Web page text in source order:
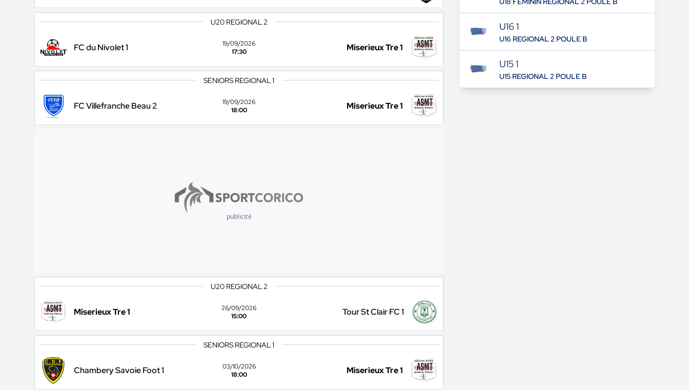
U20 REGIONAL 2
FC du Nivolet 1
19/09/2026
17:30
Miserieux Tre 1
SENIORS REGIONAL 1
FC Villefranche Beau 2
19/09/2026
18:00
Miserieux Tre 1
publicité
U20 REGIONAL 2
Miserieux Tre 1
26/09/2026
15:00
Tour St Clair FC 1
SENIORS REGIONAL 1
Chambery Savoie Foot 1
03/10/2026
18:00
Miserieux Tre 1
U16 1
U16 REGIONAL 2 POULE B
U15 1
U15 REGIONAL 2 POULE B